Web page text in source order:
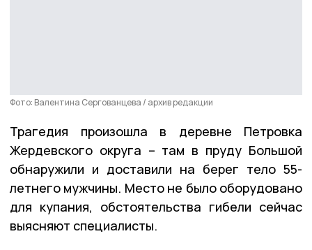
Фото: Валентина Сергованцева / архив редакции
Трагедия произошла в деревне Петровка
Жердевского округа – там в пруду Большой
обнаружили и доставили на берег тело 55-
летнего мужчины. Место не было оборудовано
для купания, обстоятельства гибели сейчас
выясняют специалисты.